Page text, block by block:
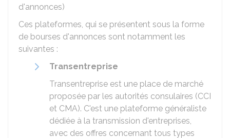
d'annonces)
Ces plateformes, qui se présentent sous la forme
de bourses d'annonces sont notamment les
suivantes :
Transentreprise
Transentreprise est une place de marché
proposée par les autorités consulaires (CCI
et CMA). C'est une plateforme généraliste
dédiée à la transmission d'entreprises,
avec des offres concernant tous types